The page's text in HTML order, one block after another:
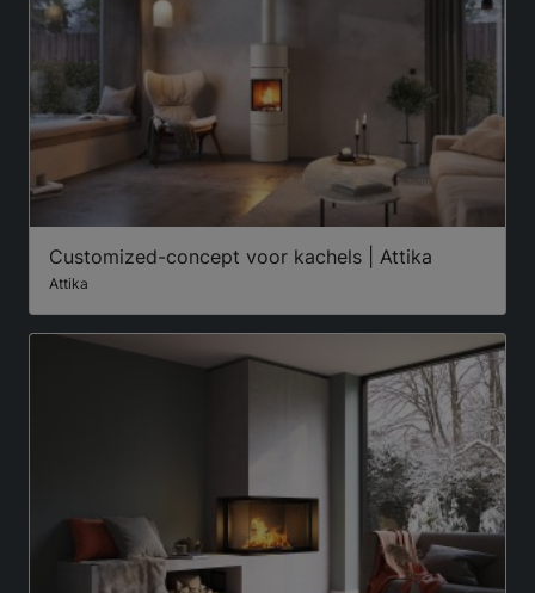
Customized-concept voor kachels | Attika
Attika